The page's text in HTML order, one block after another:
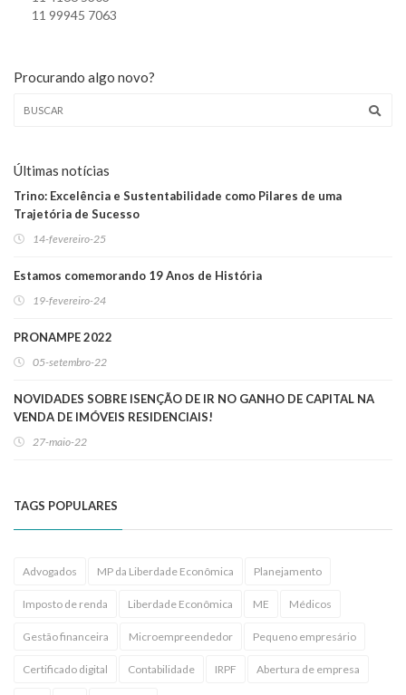
11 99945 7063
Procurando algo novo?
Últimas notícias
Trino: Excelência e Sustentabilidade como Pilares de uma
Trajetória de Sucesso
14-fevereiro-25
Estamos comemorando 19 Anos de História
19-fevereiro-24
PRONAMPE 2022
05-setembro-22
NOVIDADES SOBRE ISENÇÃO DE IR NO GANHO DE CAPITAL NA
VENDA DE IMÓVEIS RESIDENCIAIS!
27-maio-22
TAGS POPULARES
Advogados MP da Liberdade Econômica Planejamento
Imposto de renda Liberdade Econômica ME Médicos
Gestão financeira Microempreendedor Pequeno empresário
Certificado digital Contabilidade IRPF Abertura de empresa